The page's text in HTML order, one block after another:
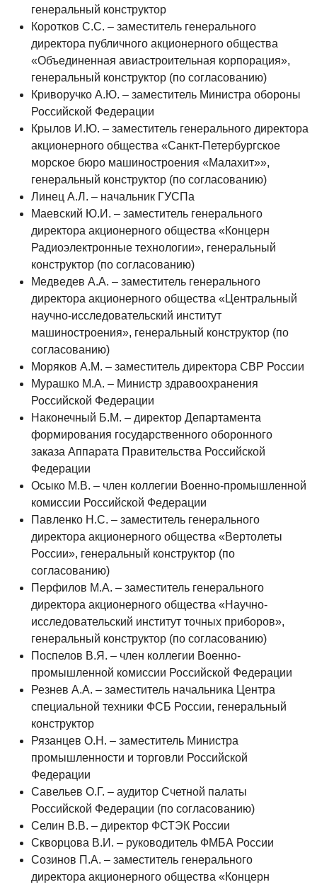
генеральный конструктор
Коротков С.С. – заместитель генерального
директора публичного акционерного общества
«Объединенная авиастроительная корпорация»,
генеральный конструктор (по согласованию)
Криворучко А.Ю. – заместитель Министра обороны
Российской Федерации
Крылов И.Ю. – заместитель генерального директора
акционерного общества «Санкт-Петербургское
морское бюро машиностроения «Малахит»»,
генеральный конструктор (по согласованию)
Линец А.Л. – начальник ГУСПа
Маевский Ю.И. – заместитель генерального
директора акционерного общества «Концерн
Радиоэлектронные технологии», генеральный
конструктор (по согласованию)
Медведев А.А. – заместитель генерального
директора акционерного общества «Центральный
научно-исследовательский институт
машиностроения», генеральный конструктор (по
согласованию)
Моряков A.M. – заместитель директора СВР России
Мурашко М.А. – Министр здравоохранения
Российской Федерации
Наконечный Б.М. – директор Департамента
формирования государственного оборонного
заказа Аппарата Правительства Российской
Федерации
Осыко М.В. – член коллегии Военно-промышленной
комиссии Российской Федерации
Павленко Н.С. – заместитель генерального
директора акционерного общества «Вертолеты
России», генеральный конструктор (по
согласованию)
Перфилов М.А. – заместитель генерального
директора акционерного общества «Научно-
исследовательский институт точных приборов»,
генеральный конструктор (по согласованию)
Поспелов В.Я. – член коллегии Военно-
промышленной комиссии Российской Федерации
Резнев А.А. – заместитель начальника Центра
специальной техники ФСБ России, генеральный
конструктор
Рязанцев О.Н. – заместитель Министра
промышленности и торговли Российской
Федерации
Савельев О.Г. – аудитор Счетной палаты
Российской Федерации (по согласованию)
Селин В.В. – директор ФСТЭК России
Скворцова В.И. – руководитель ФМБА России
Созинов П.А. – заместитель генерального
директора акционерного общества «Концерн